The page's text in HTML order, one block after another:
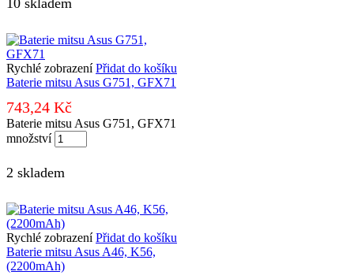
Rychlé zobrazení Přidat do košíku
Baterie mitsu Asus G751, GFX71
743,24 Kč
Baterie mitsu Asus G751, GFX71
množství
2 skladem
Rychlé zobrazení Přidat do košíku
Baterie mitsu Asus A46, K56,
(2200mAh)